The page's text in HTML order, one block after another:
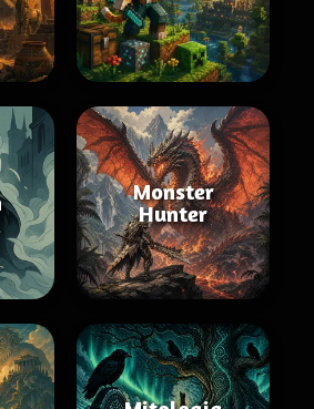
Monster
Hunter